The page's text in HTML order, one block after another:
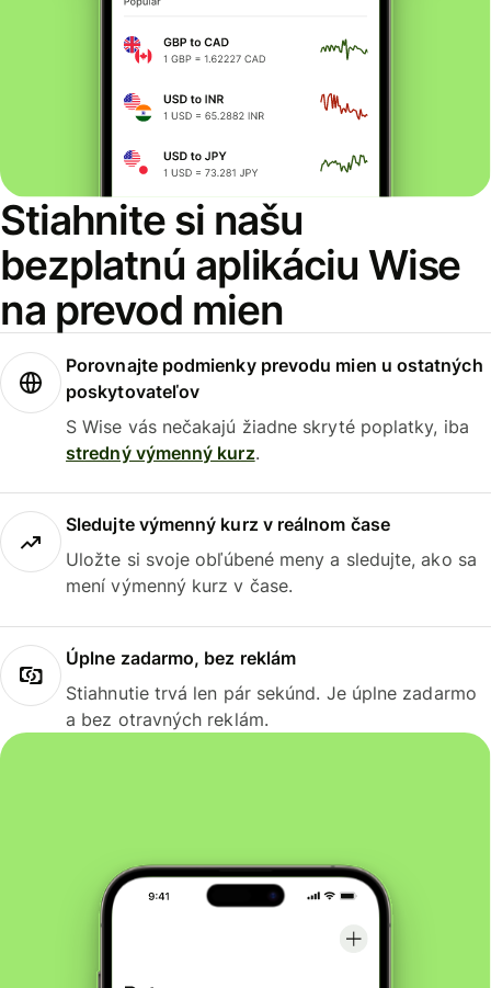
Stiahnite si našu
bezplatnú aplikáciu Wise
na prevod mien
Porovnajte podmienky prevodu mien u ostatných
poskytovateľov
S Wise vás nečakajú žiadne skryté poplatky, iba
stredný výmenný kurz.
Sledujte výmenný kurz v reálnom čase
Uložte si svoje obľúbené meny a sledujte, ako sa
mení výmenný kurz v čase.
Úplne zadarmo, bez reklám
Stiahnutie trvá len pár sekúnd. Je úplne zadarmo
a bez otravných reklám.